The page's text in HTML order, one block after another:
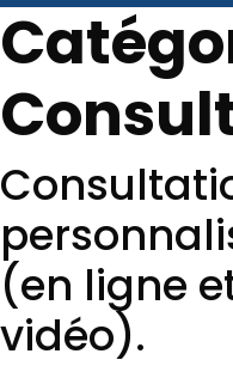
(en ligne
vidéo).